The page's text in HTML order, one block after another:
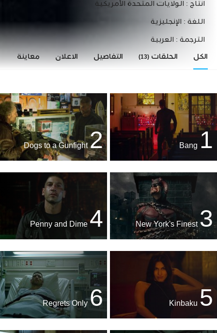
انتاج : الولايات المتحدة الأمريكية
اللغة : الإنجليزية
الترجمة : العربية
الكل الحلقات (13) التفاصيل الاعلان معاينة
1
2
Dogs to a Gunfight
3
New York's Finest
4
5
6